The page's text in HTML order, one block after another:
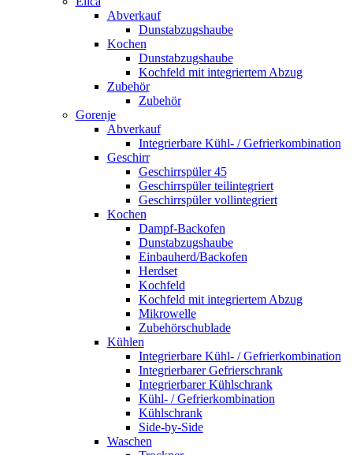
Abverkauf
Dunstabzugshaube
Kochen
Dunstabzugshaube
Kochfeld mit integriertem Abzug
Zubehör
Zubehör
Gorenje
Abverkauf
Integrierbare Kühl- / Gefrierkombination
Geschirr
Geschirrspüler 45
Geschirrspüler teilintegriert
Geschirrspüler vollintegriert
Kochen
Dampf-Backofen
Dunstabzugshaube
Einbauherd/Backofen
Herdset
Kochfeld
Kochfeld mit integriertem Abzug
Mikrowelle
Zubehörschublade
Kühlen
Integrierbare Kühl- / Gefrierkombination
Integrierbarer Gefrierschrank
Integrierbarer Kühlschrank
Kühl- / Gefrierkombination
Kühlschrank
Side-by-Side
Waschen